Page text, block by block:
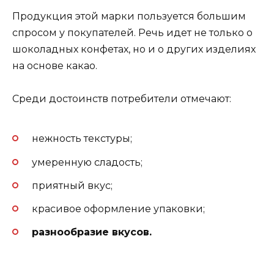
Продукция этой марки пользуется большим
спросом у покупателей. Речь идет не только о
шоколадных конфетах, но и о других изделиях
на основе какао.
Среди достоинств потребители отмечают:
нежность текстуры;
умеренную сладость;
приятный вкус;
красивое оформление упаковки;
разнообразие вкусов.